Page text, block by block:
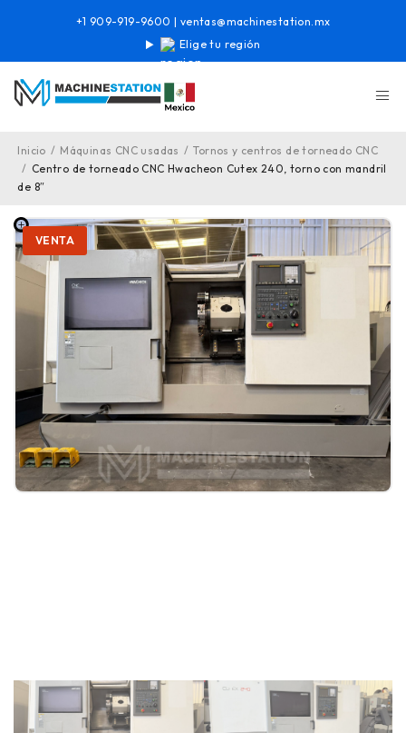
Elige tu región
+1 909-919-9600 | ventas@machinestation.mx
Inicio / Máquinas CNC usadas / Tornos y centros de torneado CNC
/ Centro de torneado CNC Hwacheon Cutex 240, torno con mandril
de 8″
VENTA